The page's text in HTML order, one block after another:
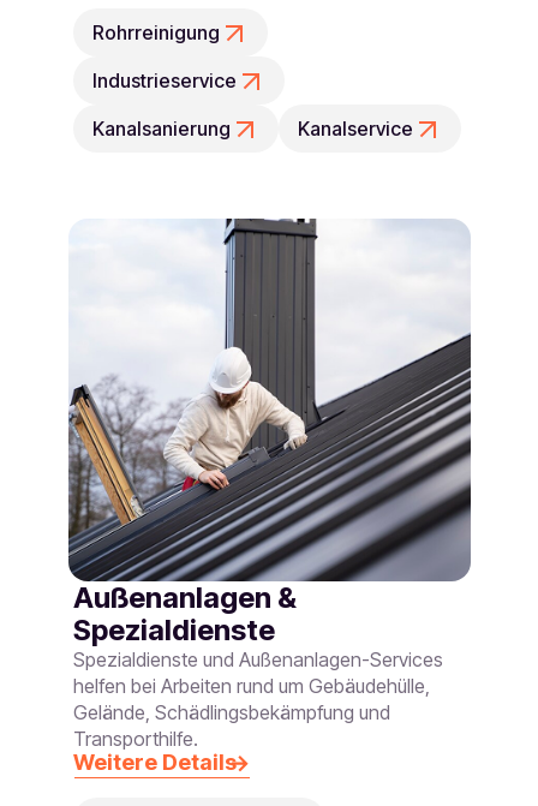
Rohrreinigung
Industrieservice
Kanalsanierung
Kanalservice
Außenanlagen &
Spezialdienste
Spezialdienste und Außenanlagen-Services
helfen bei Arbeiten rund um Gebäudehülle,
Gelände, Schädlingsbekämpfung und
Transporthilfe.
Weitere Details